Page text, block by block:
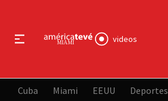
videos
Cuba Miami EEUU Deportes